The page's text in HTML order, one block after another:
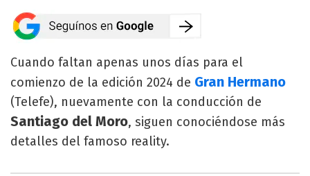
Cuando faltan apenas unos días para el
comienzo de la edición 2024 de Gran Hermano
(Telefe), nuevamente con la conducción de
Santiago del Moro, siguen conociéndose más
detalles del famoso reality.